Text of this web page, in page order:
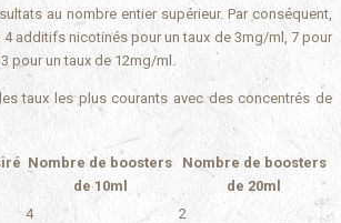
au nombre entier supérieur. Par conséquent,
additifs nicotinés pour un taux de 3mg/ml, 7 pour
pour un taux de 12mg/ml.
taux les plus courants avec des concentrés de
Nombre de boosters
de 10ml
Nombre de boosters
de 20ml
4
2